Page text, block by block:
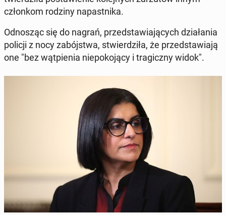
człon­kom rodziny na­past­ni­ka.
Od­no­sząc się do nagrań, przed­sta­wia­ją­cych dzia­ła­nia
policji z nocy za­bój­stwa, stwier­dzi­ła, że przed­sta­wia­ją
one "bez wąt­pie­nia nie­po­ko­ją­cy i tra­gicz­ny widok".